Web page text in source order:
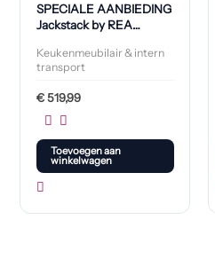
SPECIALE AANBIEDING
Jackstack by REA
GRATIS vlonder
Keukenmeubilair & intern
transport
€519,99
Toevoegen aan
winkelwagen